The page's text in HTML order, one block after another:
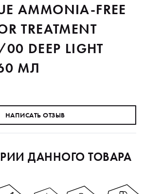
AMMONIA-FREE
TREATMENT
DEEP LIGHT
МЛ
НАПИСАТЬ ОТЗЫВ
ДАННОГО ТОВАРА